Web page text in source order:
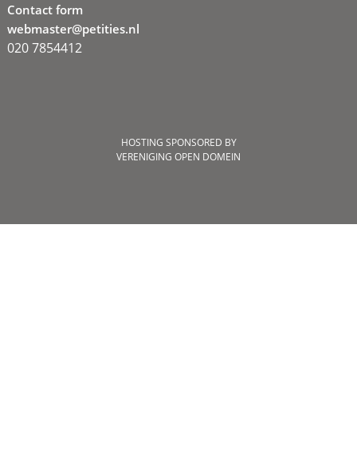
Contact form
webmaster@petities.nl
020 7854412
HOSTING SPONSORED BY
VERENIGING OPEN DOMEIN